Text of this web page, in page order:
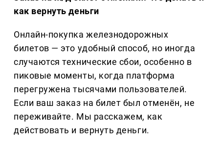
как вернуть деньги
Онлайн-покупка железнодорожных
билетов — это удобный способ, но иногда
случаются технические сбои, особенно в
пиковые моменты, когда платформа
перегружена тысячами пользователей.
Если ваш заказ на билет был отменён, не
переживайте. Мы расскажем, как
действовать и вернуть деньги.